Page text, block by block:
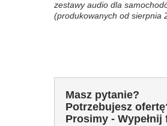
zestawy audio dla
(produkowanych od sierpnia
Masz pytanie?
Potrzebujesz
Prosimy -